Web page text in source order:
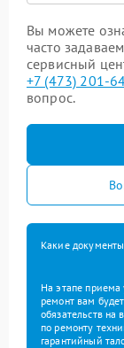
Вы можете
часто
сервисный
+7 (473) 201-
вопрос.
Какие
На этапе приема
ремонт вам
обязательств на
по ремонту
гарантийный